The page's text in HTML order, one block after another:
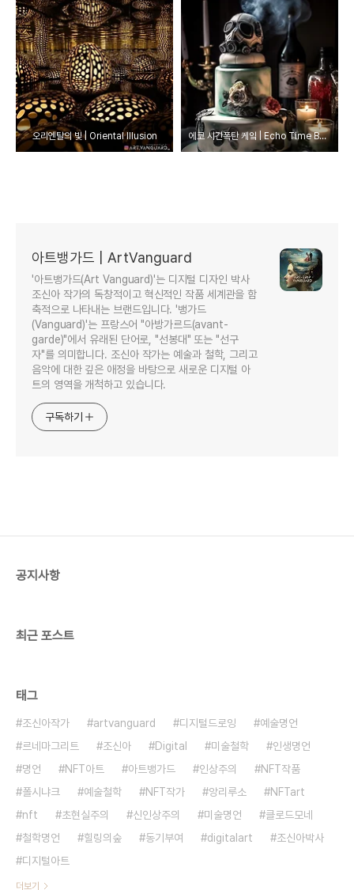
오리엔탈의 빛 | Oriental Illusion 에코 시간폭탄 케잌 | Echo Time Bomb Cake
아트뱅가드 | ArtVanguard
'아트뱅가드(Art Vanguard)'는 디지털 디자인 박사
조신아 작가의 독창적이고 혁신적인 작품 세계관을 함
축적으로 나타내는 브랜드입니다. '뱅가드
(Vanguard)'는 프랑스어 "아방가르드(avant-
garde)"에서 유래된 단어로, "선봉대" 또는 "선구
자"를 의미합니다. 조신아 작가는 예술과 철학, 그리고
음악에 대한 깊은 애정을 바탕으로 새로운 디지털 아
트의 영역을 개척하고 있습니다.
구독하기
공지사항
최근 포스트
태그
조신아작가 artvanguard 디지털드로잉
예술명언
르네마그리트
조신아 Digital 미술철학
인생명언
명언
NFT아트 아트뱅가드 인상주의
NFT작품
폴시냐크
예술철학 NFT작가 앙리루소
NFTart
nft
초현실주의 신인상주의 미술명언
클로드모네
철학명언
힐링의숲 동기부여 digitalart
조신아박사
디지털아트
더보기